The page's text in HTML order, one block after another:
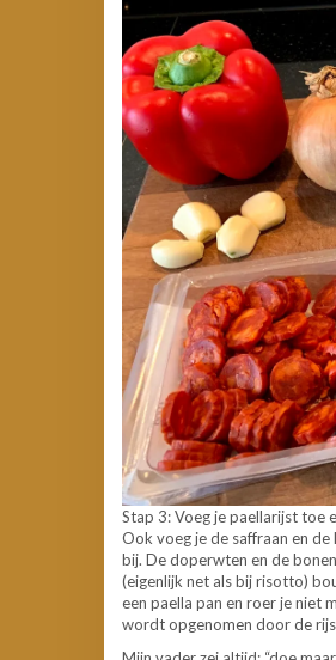
Stap 3: Voeg je paellarijst toe
Ook voeg je de saffraan en
bij. De doperwten en de
(eigenlijk net als bij risotto)
een paella pan en roer je niet
wordt opgenomen door de